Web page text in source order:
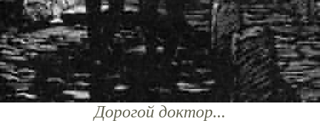
Дорогой доктор...